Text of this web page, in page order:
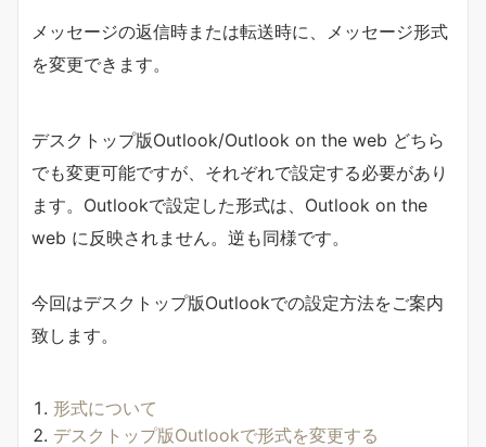
メッセージの返信時または転送時に、メッセージ形式
を変更できます。
デスクトップ版Outlook/Outlook on the web どちら
でも変更可能ですが、それぞれで設定する必要があり
ます。Outlookで設定した形式は、Outlook on the
web に反映されません。逆も同様です。
今回はデスクトップ版Outlookでの設定方法をご案内
致します。
形式について
デスクトップ版Outlookで形式を変更する